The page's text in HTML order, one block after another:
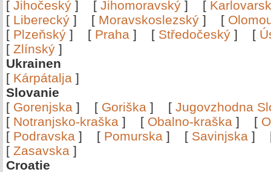
[ Jihočeský ] [ Jihomoravský ] [
[ Liberecký ] [ Moravskoslezský ] [
[ Plzeňský ] [ Praha ] [ Středočeský ] [
[ Zlínský ]
Ukrainen
[ Kárpátalja ]
Slovanie
[ Gorenjska ] [ Goriška ] [ Jugovzhodna
[ Notranjsko-kraška ] [ Obalno-kraška ] [
[ Podravska ] [ Pomurska ] [ Savinjska ]
[ Zasavska ]
Croatie